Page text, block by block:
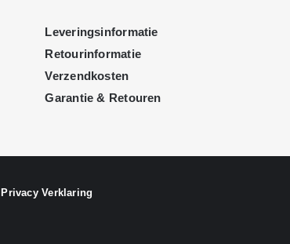
Leveringsinformatie
Retourinformatie
Verzendkosten
Garantie & Retouren
Privacy Verklaring